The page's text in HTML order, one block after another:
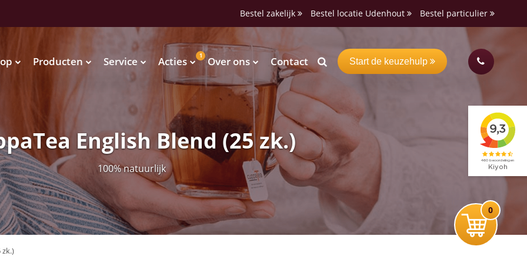
Bestel zakelijk Bestel locatie Udenhout Bestel particulier
1
Waterkoelers Vendingmachines
Vendingmachines
Producten Service Acties Over ons Contact Start de keuzehulp
English Blend (25 zk.)
100% natuurlijk
0
zk.)